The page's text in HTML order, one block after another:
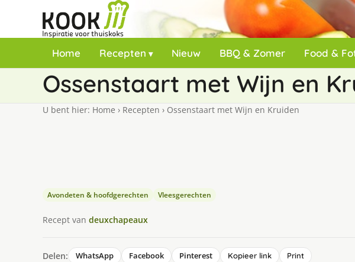
Home Recepten Nieuw BBQ & Zomer Food &
Ossenstaart met Wijn en
U bent hier: Home › Recepten › Ossenstaart met Wijn en Kruiden
Avondeten & hoofdgerechten Vleesgerechten
Recept van deuxchapeaux
Delen: WhatsApp Facebook Pinterest Kopieer link Print